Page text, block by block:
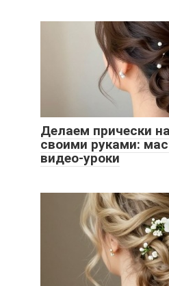
Делаем прически
своими руками:
видео-уроки